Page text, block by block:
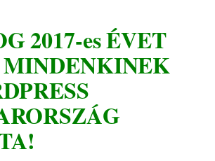
2017-es ÉVET